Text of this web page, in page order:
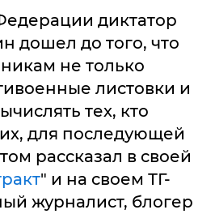
диктатор
дошел до того, что
не только
листовки и
тех, кто
для последующей
рассказал в своей
" и на своем ТГ-
журналист, блогер